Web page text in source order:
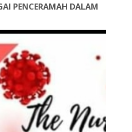
PENCERAMAH DALAM